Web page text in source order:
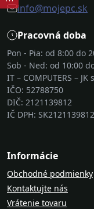
info@mojepc.sk
Pracovná doba
Pon - Pia: od 8:00 do
Sob - Ned: od 10:00
IT – COMPUTERS – JK
IČO: 52788750
DIČ: 2121139812
IČ DPH: SK2121139812
Informácie
Obchodné podmienky
Kontaktujte nás
Vrátenie tovaru